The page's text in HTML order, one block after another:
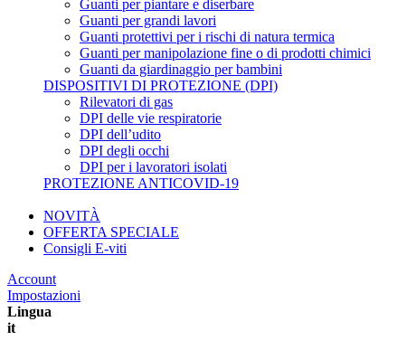
Guanti per piantare e diserbare
Guanti per grandi lavori
Guanti protettivi per i rischi di natura termica
Guanti per manipolazione fine o di prodotti chimici
Guanti da giardinaggio per bambini
DISPOSITIVI DI PROTEZIONE (DPI)
Rilevatori di gas
DPI delle vie respiratorie
DPI dell’udito
DPI degli occhi
DPI per i lavoratori isolati
PROTEZIONE ANTICOVID-19
NOVITÀ
OFFERTA SPECIALE
Consigli E-viti
Account
Impostazioni
Lingua
it